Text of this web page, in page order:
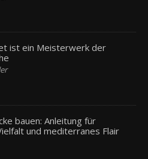
ist ein Meisterwerk der
bauen: Anleitung für
und mediterranes Flair